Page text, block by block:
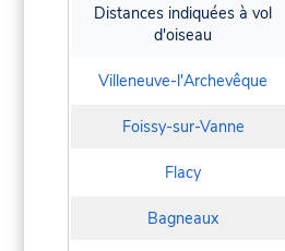
Distances indiquées à vol
d'oiseau
Villeneuve-l'Archevêque
Foissy-sur-Vanne
Flacy
Bagneaux